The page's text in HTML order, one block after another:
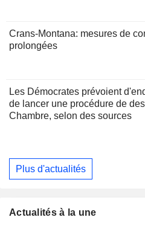
Crans-Montana: mesures de
prolongées
Les Démocrates prévoient
de lancer une procédure de
Chambre, selon des sources
Plus d'actualités
Actualités à la une